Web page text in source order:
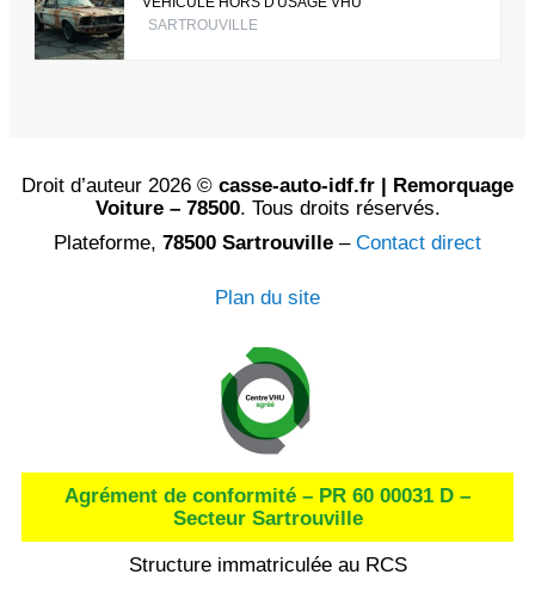
SARTROUVILLE
Droit d’auteur 2026 © casse-auto-idf.fr | Remorquage
Voiture – 78500. Tous droits réservés.
Plateforme, 78500 Sartrouville – Contact direct
Plan du site
Agrément de conformité – PR 60 00031 D –
Secteur Sartrouville
Structure immatriculée au RCS